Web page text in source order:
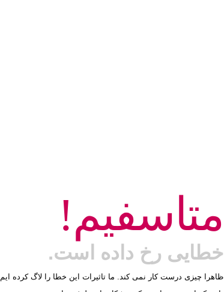
متاسفیم!
خطایی رخ داده است.
ظاهرا چیزی درست کار نمی کند. ما تاثیرات این خطا را لاگ کرده